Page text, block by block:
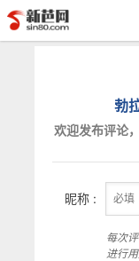
勃
欢迎发布评论
昵称 :
每次
进行用